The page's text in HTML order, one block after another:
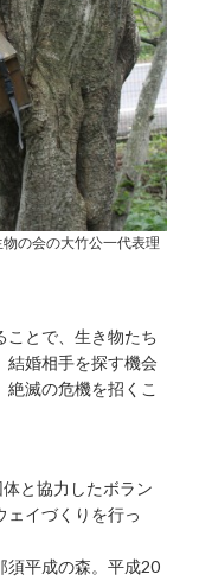
の会の大竹公一代表理
ことで、生き物たち
結婚相手を探す機会
滅の危機を招くこ
と協力したボラン
ェイづくりを行っ
須平成の森。平成20